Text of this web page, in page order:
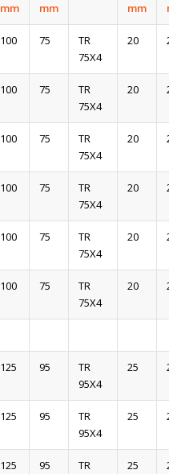
mm mm mm
100 75
TR
75X4
20
100 75
TR
75X4
20
100 75
TR
75X4
20
100 75
TR
75X4
20
100 75
TR
75X4
20
100 75
TR
75X4
20
125 95
TR
95X4
25
125 95
TR
95X4
25
125 95
TR
25